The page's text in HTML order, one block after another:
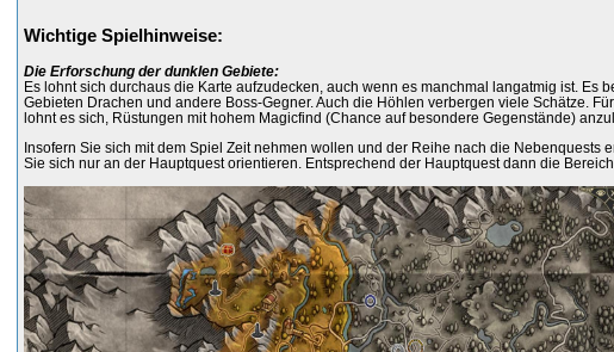
Wichtige Spielhinweise:
Die Erforschung der dunklen Gebiete:
Es lohnt sich durchaus die Karte aufzudecken, auch wenn es manchmal langatmig ist. Es
Gebieten Drachen und andere Boss-Gegner. Auch die Höhlen verbergen viele Schätze.
lohnt es sich, Rüstungen mit hohem Magicfind (Chance auf besondere Gegenstände)
Insofern Sie sich mit dem Spiel Zeit nehmen wollen und der Reihe nach die Nebenquests
Sie sich nur an der Hauptquest orientieren. Entsprechend der Hauptquest dann die